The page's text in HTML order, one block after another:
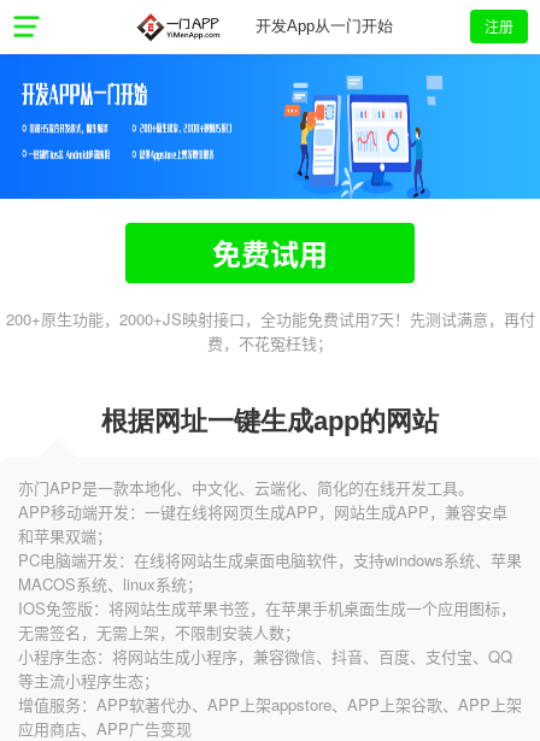
开发App从一门开始 注册
免费试用
200+原生功能，2000+JS映射接口，全功能免费试用7天！先测试满意，再付
费，不花冤枉钱；
根据网址一键生成app的网站
亦门APP是一款本地化、中文化、云端化、简化的在线开发工具。
APP移动端开发：一键在线将网页生成APP，网站生成APP，兼容安卓
和苹果双端；
PC电脑端开发：在线将网站生成桌面电脑软件，支持windows系统、苹果
MACOS系统、linux系统；
IOS免签版：将网站生成苹果书签，在苹果手机桌面生成一个应用图标，
无需签名，无需上架，不限制安装人数；
小程序生态：将网站生成小程序，兼容微信、抖音、百度、支付宝、QQ
等主流小程序生态；
增值服务：APP软著代办、APP上架appstore、APP上架谷歌、APP上架
应用商店、APP广告变现